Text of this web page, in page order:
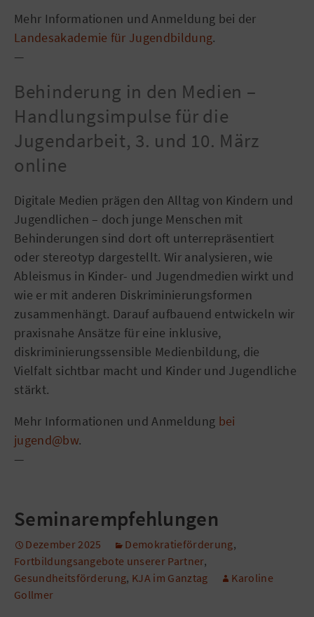
Mehr Informationen und Anmeldung bei der
Landesakademie für Jugendbildung.
—
Behinderung in den Medien –
Handlungsimpulse für die
Jugendarbeit, 3. und 10. März
online
Digitale Medien prägen den Alltag von Kindern und
Jugendlichen – doch junge Menschen mit
Behinderungen sind dort oft unterrepräsentiert
oder stereotyp dargestellt. Wir analysieren, wie
Ableismus in Kinder- und Jugendmedien wirkt und
wie er mit anderen Diskriminierungsformen
zusammenhängt. Darauf aufbauend entwickeln wir
praxisnahe Ansätze für eine inklusive,
diskriminierungssensible Medienbildung, die
Vielfalt sichtbar macht und Kinder und Jugendliche
stärkt.
Mehr Informationen und Anmeldung bei
jugend@bw.
—
Seminarempfehlungen
Dezember 2025 Demokratieförderung,
Fortbildungsangebote unserer Partner,
Gesundheitsförderung, KJA im Ganztag
Karoline
Gollmer